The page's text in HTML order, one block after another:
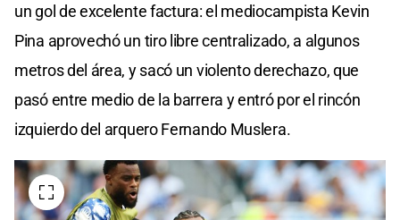
un gol de excelente factura: el mediocampista Kevin
Pina aprovechó un tiro libre centralizado, a algunos
metros del área, y sacó un violento derechazo, que
pasó entre medio de la barrera y entró por el rincón
izquierdo del arquero Fernando Muslera.